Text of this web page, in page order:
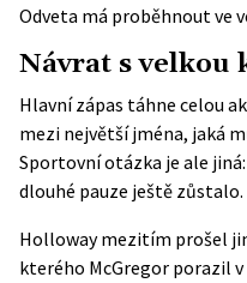
Odveta má proběhnout ve
Návrat s velkou
Hlavní zápas táhne celou
mezi největší jména, jaká
Sportovní otázka je ale
dlouhé pauze ještě zůstalo.
Holloway mezitím prošel
kterého McGregor porazil v